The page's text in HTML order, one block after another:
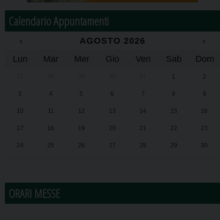
Calendario Appuntamenti
‹ AGOSTO 2026
›
Lun
Mar Mer Gio Ven Sab Dom
1 2
3 4 5 6 7 8 9
10 11 12 13 14 15 16
17 18 19 20 21 22 23
24 25 26 27 28 29 30
ORARI MESSE